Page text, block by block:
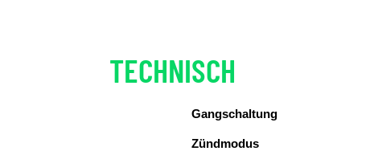
TECHNISCH
Gangschaltung
Zündmodus